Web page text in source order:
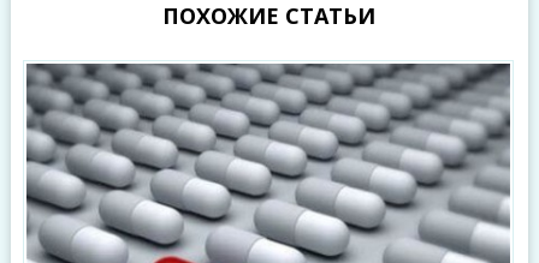
ПОХОЖИЕ СТАТЬИ